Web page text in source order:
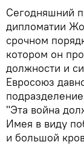
Сегодняшний
дипломатии
срочном
котором он
должности и
Евросоюз
"Эта война
Имея в виду
и большой